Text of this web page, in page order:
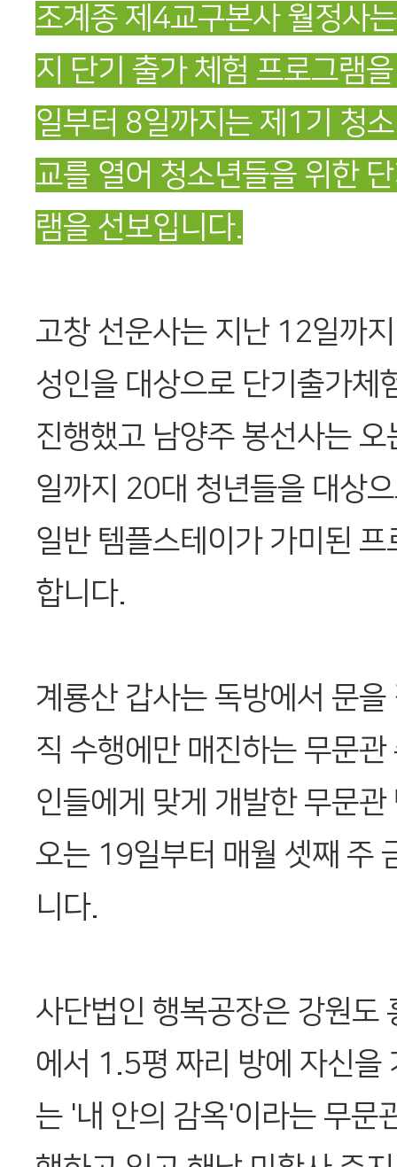
조계종 제4교구본사 월정사
지 단기 출가 체험 프로그램
일부터 8일까지는 제1기 청
교를 열어 청소년들을 위한
램을 선보입니다.
고창 선운사는 지난 12일까
성인을 대상으로 단기출가체
진행했고 남양주 봉선사는
일까지 20대 청년들을 대상
일반 템플스테이가 가미된
합니다.
계룡산 갑사는 독방에서 문
직 수행에만 매진하는 무문
인들에게 맞게 개발한 무문관
오는 19일부터 매월 셋째 주
니다.
사단법인 행복공장은 강원도
에서 1.5평 짜리 방에 자신을
는 '내 안의 감옥'이라는 무문